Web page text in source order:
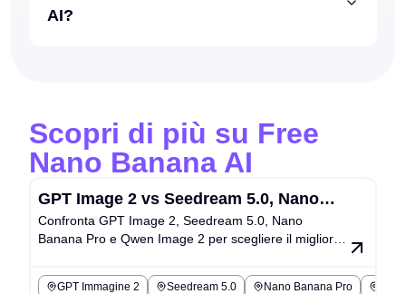
AI?
Scopri di più su Free
Nano Banana AI
GPT Image 2 vs Seedream 5.0, Nano
Banana Pro e Qwen Image 2: una guida
pratica alla scelta del modello
Confronta GPT Image 2, Seedream 5.0, Nano
Banana Pro e Qwen Image 2 per scegliere il miglior
GPT Immagine 2 Seedream 5.0 Nano Banana Pro